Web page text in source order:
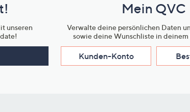
unseren
Mein QVC
Verwalte deine persönlichen Daten
sowie deine Wunschliste in
Kunden-Konto